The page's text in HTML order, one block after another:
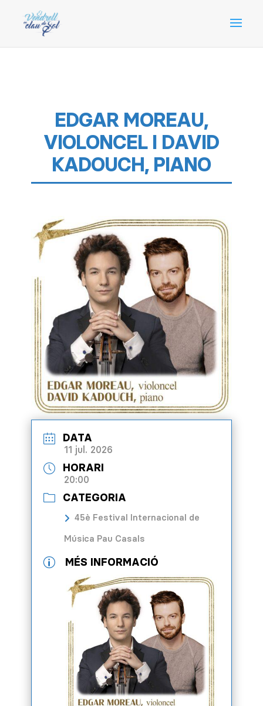
EDGAR MOREAU,
VIOLONCEL I DAVID
KADOUCH, PIANO
DATA
11 jul. 2026
HORARI
20:00
CATEGORIA
45è Festival Internacional de
Música Pau Casals
p MÉS INFORMACIÓ